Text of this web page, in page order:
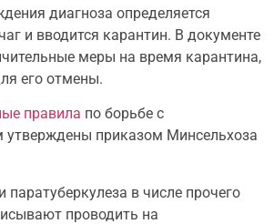
диагноза определяется
и вводится карантин. В документе
меры на время карантина,
его отмены.
правила по борьбе с
утверждены приказом Минсельхоза
в числе прочего
проводить на